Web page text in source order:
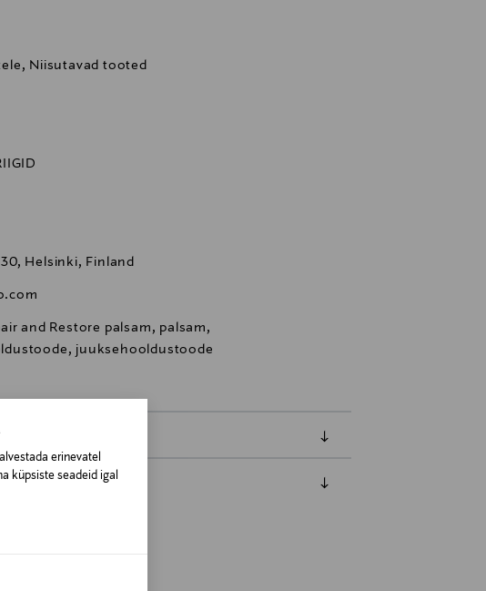
erinevatel
küpsiste seadeid igal
Niisutavad tooted
Helsinki, Finland
and Restore palsam, palsam,
juuksehooldustoode
kättesaamisest. Suletud pakendis toodete puhul
peavad olema avamata originaalpakendis.